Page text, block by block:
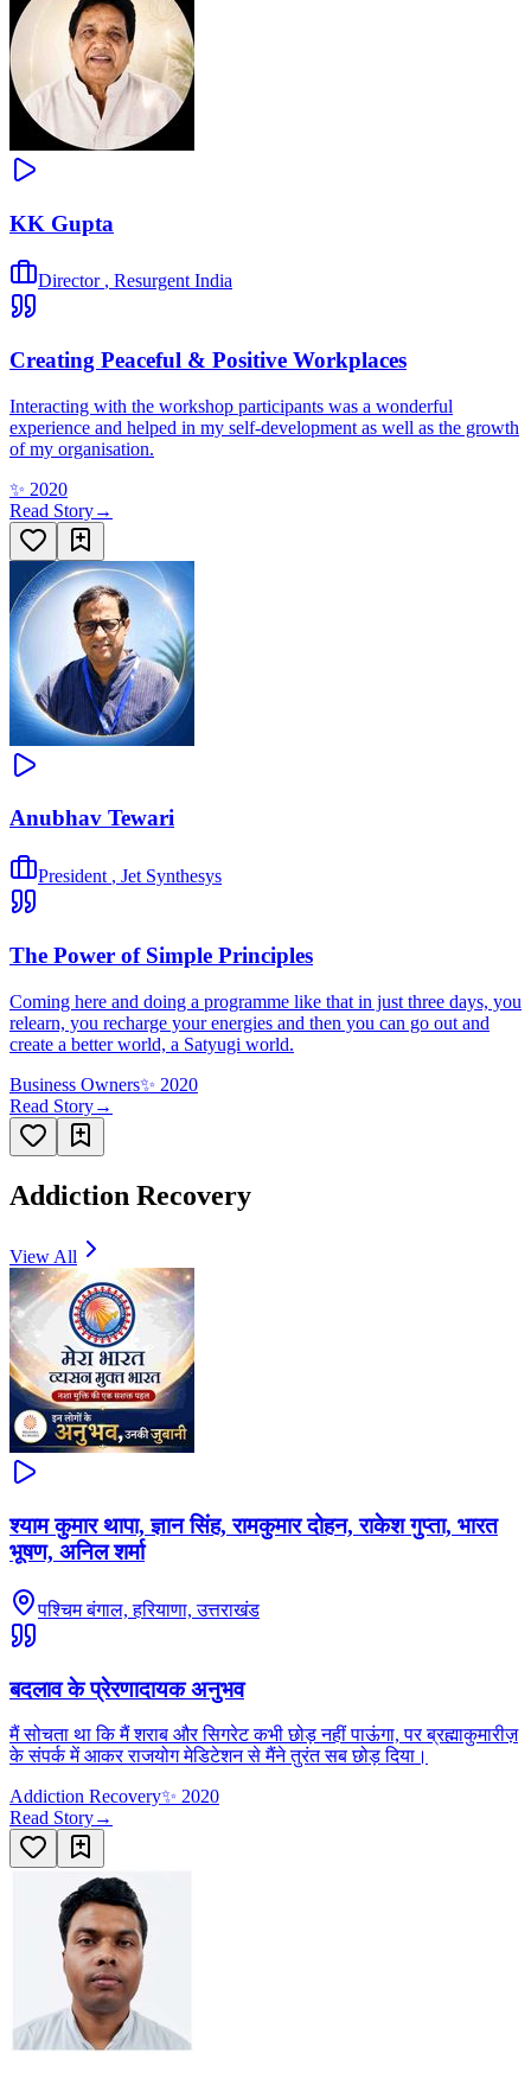
KK Gupta
Director , Resurgent India
Creating Peaceful & Positive Workplaces
Interacting with the workshop participants was a wonderful
experience and helped in my self-development as well as the growth
of my organisation.
✨ 2020
Read Story→
Anubhav Tewari
President , Jet Synthesys
The Power of Simple Principles
Coming here and doing a programme like that in just three days, you
relearn, you recharge your energies and then you can go out and
create a better world, a Satyugi world.
Business Owners✨ 2020
Read Story→
Addiction Recovery
View All
श्याम कुमार थापा, ज्ञान सिंह, रामकुमार दोहन, राकेश गुप्ता, भारत
भूषण, अनिल शर्मा
पश्चिम बंगाल, हरियाणा, उत्तराखंड
बदलाव के प्रेरणादायक अनुभव
मैं सोचता था कि मैं शराब और सिगरेट कभी छोड़ नहीं पाऊंगा, पर ब्रह्माकुमारीज़
के संपर्क में आकर राजयोग मेडिटेशन से मैंने तुरंत सब छोड़ दिया।
Addiction Recovery✨ 2020
Read Story→